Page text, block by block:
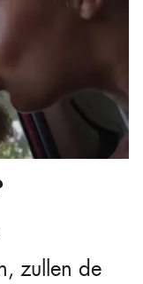
zullen de